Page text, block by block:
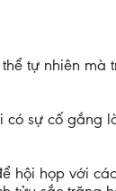
tự nhiên mà
có sự cố gắng
hội họp với